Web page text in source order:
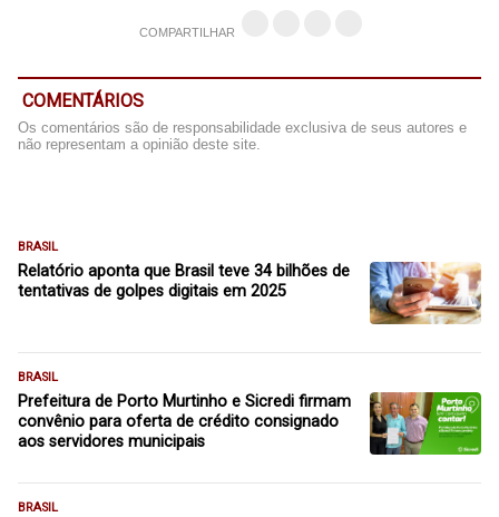
COMPARTILHAR
COMENTÁRIOS
Os comentários são de responsabilidade exclusiva de seus autores e
não representam a opinião deste site.
BRASIL
Relatório aponta que Brasil teve 34 bilhões de
tentativas de golpes digitais em 2025
BRASIL
Prefeitura de Porto Murtinho e Sicredi firmam
convênio para oferta de crédito consignado
aos servidores municipais
BRASIL